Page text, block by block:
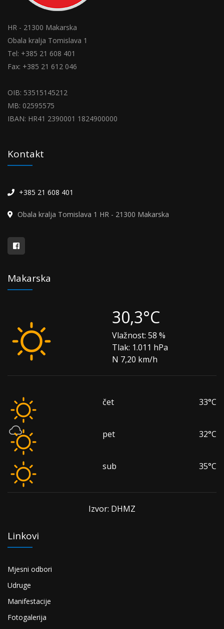
HR - 21300 Makarska
Obala kralja Tomislava 1
Tel: +385 21 608 401
Fax: +385 21 612 046
OIB: 53515145212
MB: 02595575
IBAN: HR41 2390001 1824900000
Kontakt
+385 21 608 401
Obala kralja Tomislava 1 HR - 21300 Makarska
Makarska
30,3°C
Vlažnost: 58 %
Tlak: 1.011 hPa
N 7,20 km/h
čet 33°C
pet 32°C
sub 35°C
Izvor: DHMZ
Linkovi
Mjesni odbori
Udruge
Manifestacije
Fotogalerija